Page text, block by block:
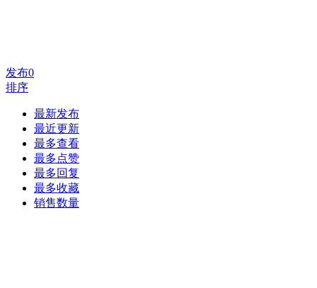
发布0
排序
最新发布
最近更新
最多查看
最多点赞
最多回复
最多收藏
销售数量